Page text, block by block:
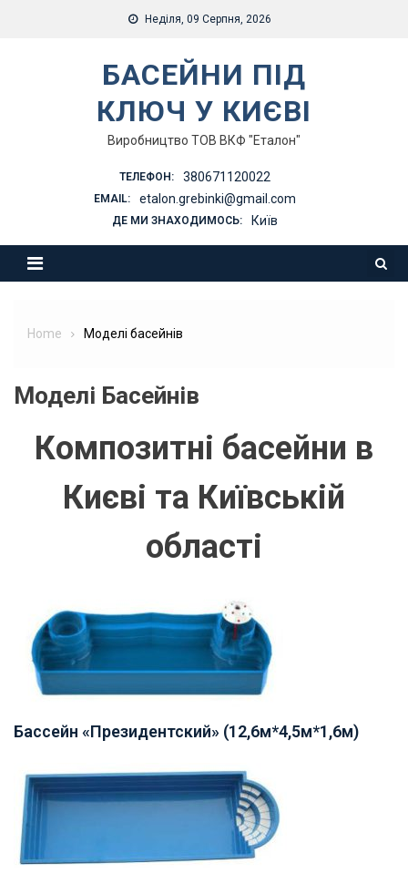
Неділя, 09 Серпня, 2026
БАСЕЙНИ ПІД
КЛЮЧ У КИЄВІ
Виробництво ТОВ ВКФ "Еталон"
ТЕЛЕФОН: 380671120022
EMAIL: etalon.grebinki@gmail.com
ДЕ МИ ЗНАХОДИМОСЬ: Київ
Home Моделі басейнів
Моделі Басейнів
Композитні басейни в
Києві та Київській
області
Бассейн «Президентский» (12,6м*4,5м*1,6м)